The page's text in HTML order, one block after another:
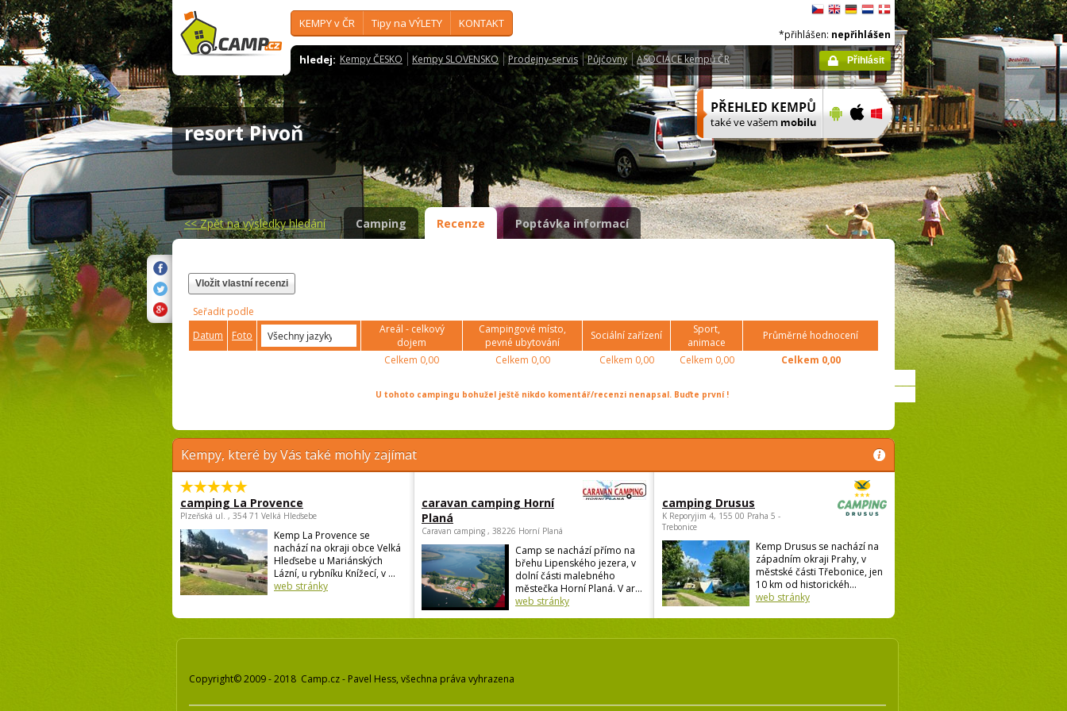
KEMPY v ČR Tipy na VÝLETY KONTAKT
hledej: Kempy ČESKO Kempy SLOVENSKO Prodejny-servis Půjčovny ASOCIACE kempů ČR
*přihlášen: nepřihlášen
Přihlásit
resort Pivoň
<<Zpět na výsledky hledání Camping Recenze Poptávka informací
Vložit vlastní recenzi
Seřadit podle
Datum
Foto
Areál - celkový
dojem
Campingové místo,
pevné ubytování
Sociální zařízení
Sport,
animace
Průměrné hodnocení
Celkem 0,00 Celkem 0,00 Celkem 0,00 Celkem 0,00 Celkem 0,00
U tohoto campingu bohužel ještě nikdo komentář/recenzi nenapsal. Buďte první !
Kempy, které by Vás také mohly zajímat
camping La Provence
Plzeňská ul. , 354 71 Velká Hleďsebe
Kemp La Provence se
nachází na okraji obce Velká
Hleďsebe u Mariánských
Lázní, u rybníku Knížecí, v ...
web stránky
caravan camping Horní
Planá
Caravan camping , 38226 Horní Planá
Camp se nachází přímo na
břehu Lipenského jezera, v
dolní části malebného
městečka Horní Planá. V ar...
web stránky
camping Drusus
K Reporyjim 4, 155 00 Praha 5 -
Trebonice
Kemp Drusus se nachází na
západním okraji Prahy, v
městské části Třebonice, jen
10 km od historickéh...
web stránky
Copyright© 2009 - 2018 Camp.cz - Pavel Hess, všechna práva vyhrazena